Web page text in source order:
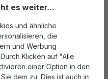
es weiter...
und ähnliche
die
und Werbung
Klicken auf "Alle
einer Option in den
dem zu. Dies ist auch in